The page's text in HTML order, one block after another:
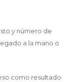
y número de
a la mano o
como resultado